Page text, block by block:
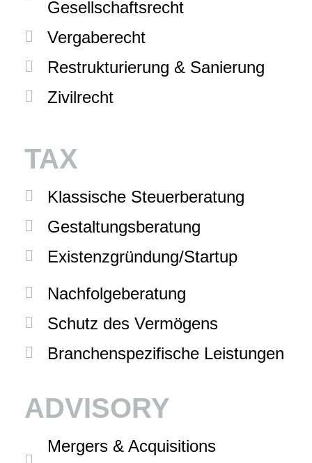
Gesellschaftsrecht
Vergaberecht
Restrukturierung & Sanierung
Zivilrecht
TAX
Klassische Steuerberatung
Gestaltungsberatung
Existenzgründung/Startup
Nachfolgeberatung
Schutz des Vermögens
Branchenspezifische Leistungen
ADVISORY
Mergers & Acquisitions